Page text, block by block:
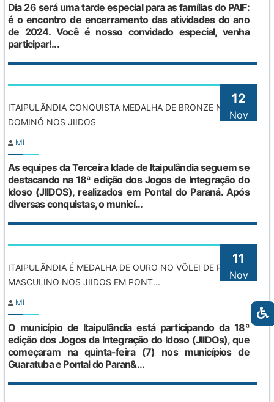
Dia 26 será uma tarde especial para as famílias do PAIF:
é o encontro de encerramento das atividades do ano
de 2024. Você é nosso convidado especial, venha
participar!...
12
Nov
ITAIPULÂNDIA CONQUISTA MEDALHA DE BRONZE NO
DOMINÓ NOS JIIDOS
MI
As equipes da Terceira Idade de Itaipulândia seguem se
destacando na 18ª edição dos Jogos de Integração do
Idoso (JIIDOS), realizados em Pontal do Paraná. Após
diversas conquistas, o municí...
11
Nov
ITAIPULÂNDIA É MEDALHA DE OURO NO VÔLEI DE PRAIA
MASCULINO NOS JIIDOS EM PONT...
MI
O município de Itaipulândia está participando da 18ª
edição dos Jogos da Integração do Idoso (JIIDOs), que
começaram na quinta-feira (7) nos municípios de
Guaratuba e Pontal do Paran&...